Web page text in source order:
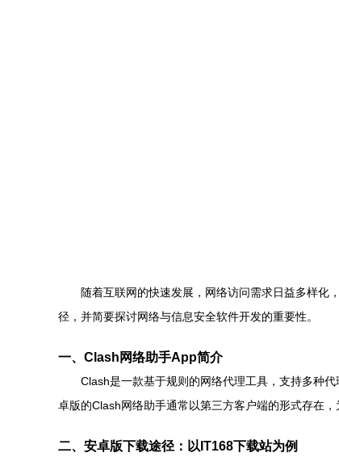
随着互联网的快速发展，网络访问需求日益多样化
径，并简要探讨网络与信息安全软件开发的重要性。
一、Clash网络助手App简介
Clash是一款基于规则的网络代理工具，支持多种
卓版的Clash网络助手通常以第三方客户端的形式存在
二、安卓版下载途径：以IT168下载站为例